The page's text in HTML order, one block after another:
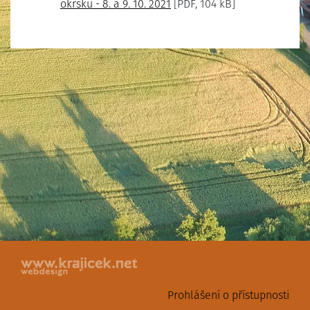
okrsků - 8. a 9. 10. 2021 [PDF, 104 kB]
Prohlášení o přístupnosti